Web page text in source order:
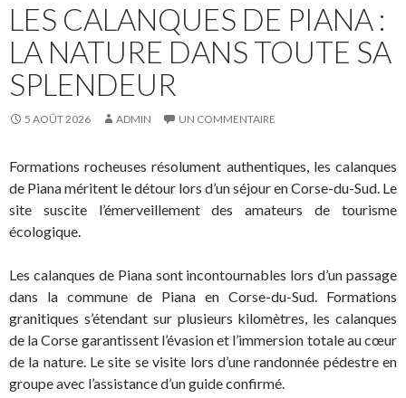
LES CALANQUES DE PIANA :
LA NATURE DANS TOUTE SA
SPLENDEUR
5 AOÛT 2026 ADMIN UN COMMENTAIRE
Formations rocheuses résolument authentiques, les calanques
de Piana méritent le détour lors d’un séjour en Corse-du-Sud. Le
site suscite l’émerveillement des amateurs de tourisme
écologique.
Les calanques de Piana sont incontournables lors d’un passage
dans la commune de Piana en Corse-du-Sud. Formations
granitiques s’étendant sur plusieurs kilomètres, les calanques
de la Corse garantissent l’évasion et l’immersion totale au cœur
de la nature. Le site se visite lors d’une randonnée pédestre en
groupe avec l’assistance d’un guide confirmé.